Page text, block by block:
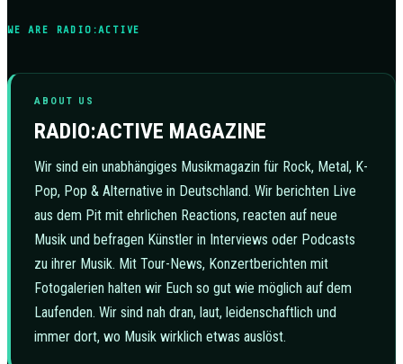
WE ARE RADIO:ACTIVE
ABOUT US
RADIO:ACTIVE MAGAZINE
Wir sind ein unabhängiges Musikmagazin für Rock, Metal, K-
Pop, Pop & Alternative in Deutschland. Wir berichten Live
aus dem Pit mit ehrlichen Reactions, reacten auf neue
Musik und befragen Künstler in Interviews oder Podcasts
zu ihrer Musik. Mit Tour-News, Konzertberichten mit
Fotogalerien halten wir Euch so gut wie möglich auf dem
Laufenden. Wir sind nah dran, laut, leidenschaftlich und
immer dort, wo Musik wirklich etwas auslöst.